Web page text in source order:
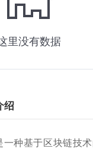
绍
一种基于区块链技